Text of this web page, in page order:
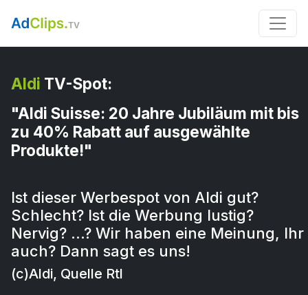
Aldi TV-Spot:
"Aldi Suisse: 20 Jahre Jubiläum mit bis
zu 40% Rabatt auf ausgewählte
Produkte!"
Ist dieser Werbespot von Aldi gut?
Schlecht? Ist die Werbung lustig?
Nervig? …? Wir haben eine Meinung, Ihr
auch? Dann sagt es uns!
(c)Aldi, Quelle Rtl